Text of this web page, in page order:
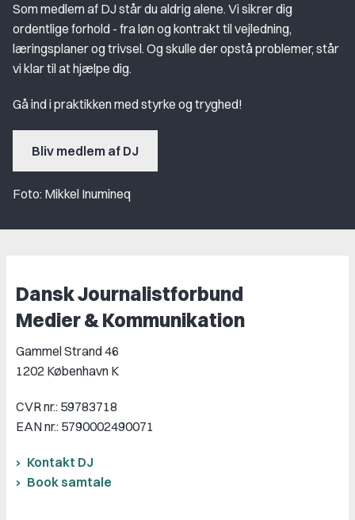
Som medlem af DJ står du aldrig alene. Vi sikrer dig
ordentlige forhold - fra løn og kontrakt til vejledning,
læringsplaner og trivsel. Og skulle der opstå problemer, står
vi klar til at hjælpe dig.
Gå ind i praktikken med styrke og tryghed!
Bliv medlem af DJ
Foto: Mikkel Inumineq
Dansk Journalistforbund
Medier & Kommunikation
Gammel Strand 46
1202 København K
CVR nr.: 59783718
EAN nr.: 5790002490071
Kontakt DJ
Book samtale